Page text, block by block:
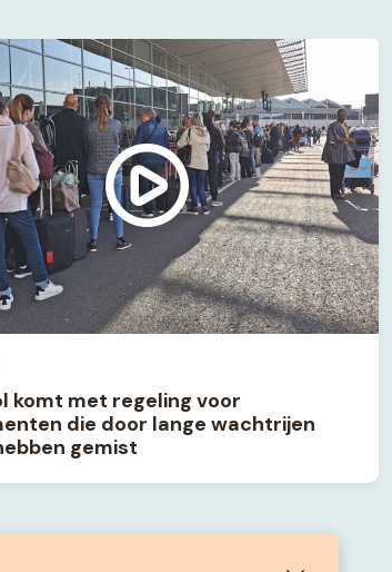
komt met regeling voor
die door lange wachtrijen
gemist